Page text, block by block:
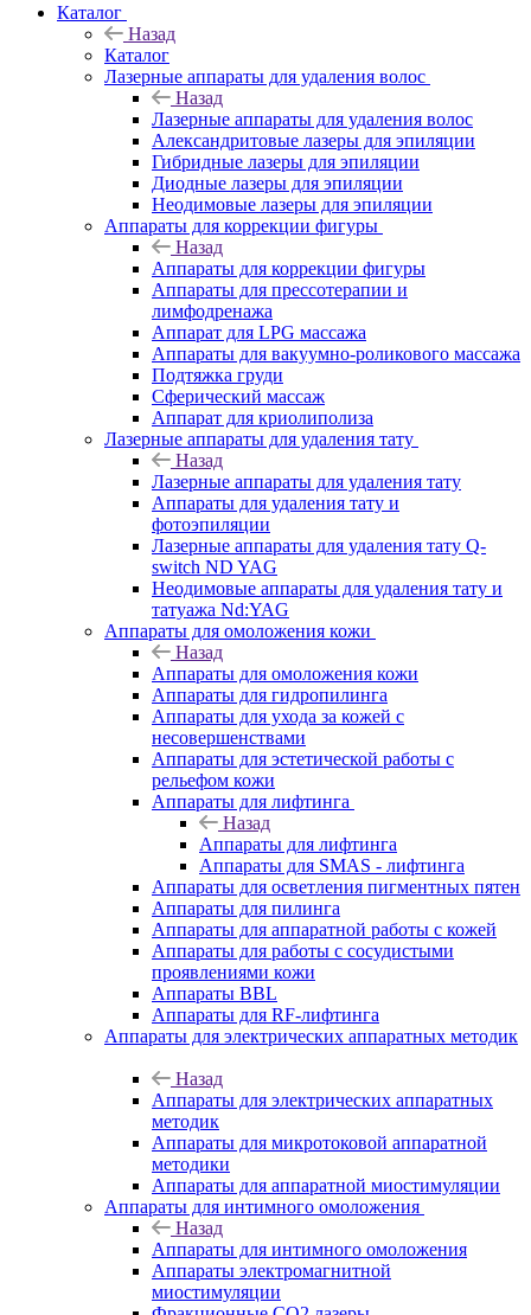
Каталог
Назад
Каталог
Лазерные аппараты для удаления волос
Назад
Лазерные аппараты для удаления волос
Александритовые лазеры для эпиляции
Гибридные лазеры для эпиляции
Диодные лазеры для эпиляции
Неодимовые лазеры для эпиляции
Аппараты для коррекции фигуры
Назад
Аппараты для коррекции фигуры
Аппараты для прессотерапии и
лимфодренажа
Аппарат для LPG массажа
Аппараты для вакуумно-роликового массажа
Подтяжка груди
Сферический массаж
Аппарат для криолиполиза
Лазерные аппараты для удаления тату
Назад
Лазерные аппараты для удаления тату
Аппараты для удаления тату и
фотоэпиляции
Лазерные аппараты для удаления тату Q-
switch ND YAG
Неодимовые аппараты для удаления тату и
татуажа Nd:YAG
Аппараты для омоложения кожи
Назад
Аппараты для омоложения кожи
Аппараты для гидропилинга
Аппараты для ухода за кожей с
несовершенствами
Аппараты для эстетической работы с
рельефом кожи
Аппараты для лифтинга
Назад
Аппараты для лифтинга
Аппараты для SMAS - лифтинга
Аппараты для осветления пигментных пятен
Аппараты для пилинга
Аппараты для аппаратной работы с кожей
Аппараты для работы с сосудистыми
проявлениями кожи
Аппараты BBL
Аппараты для RF-лифтинга
Аппараты для электрических аппаратных методик
Назад
Аппараты для электрических аппаратных
методик
Аппараты для микротоковой аппаратной
методики
Аппараты для аппаратной миостимуляции
Аппараты для интимного омоложения
Назад
Аппараты для интимного омоложения
Аппараты электромагнитной
миостимуляции